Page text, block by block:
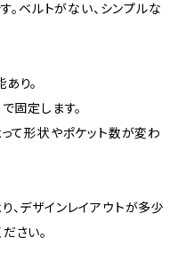
ベルトがない、シンプルな
り。
固定します。
って形状やポケット数が変わ
、デザインレイアウトが多少
さい。